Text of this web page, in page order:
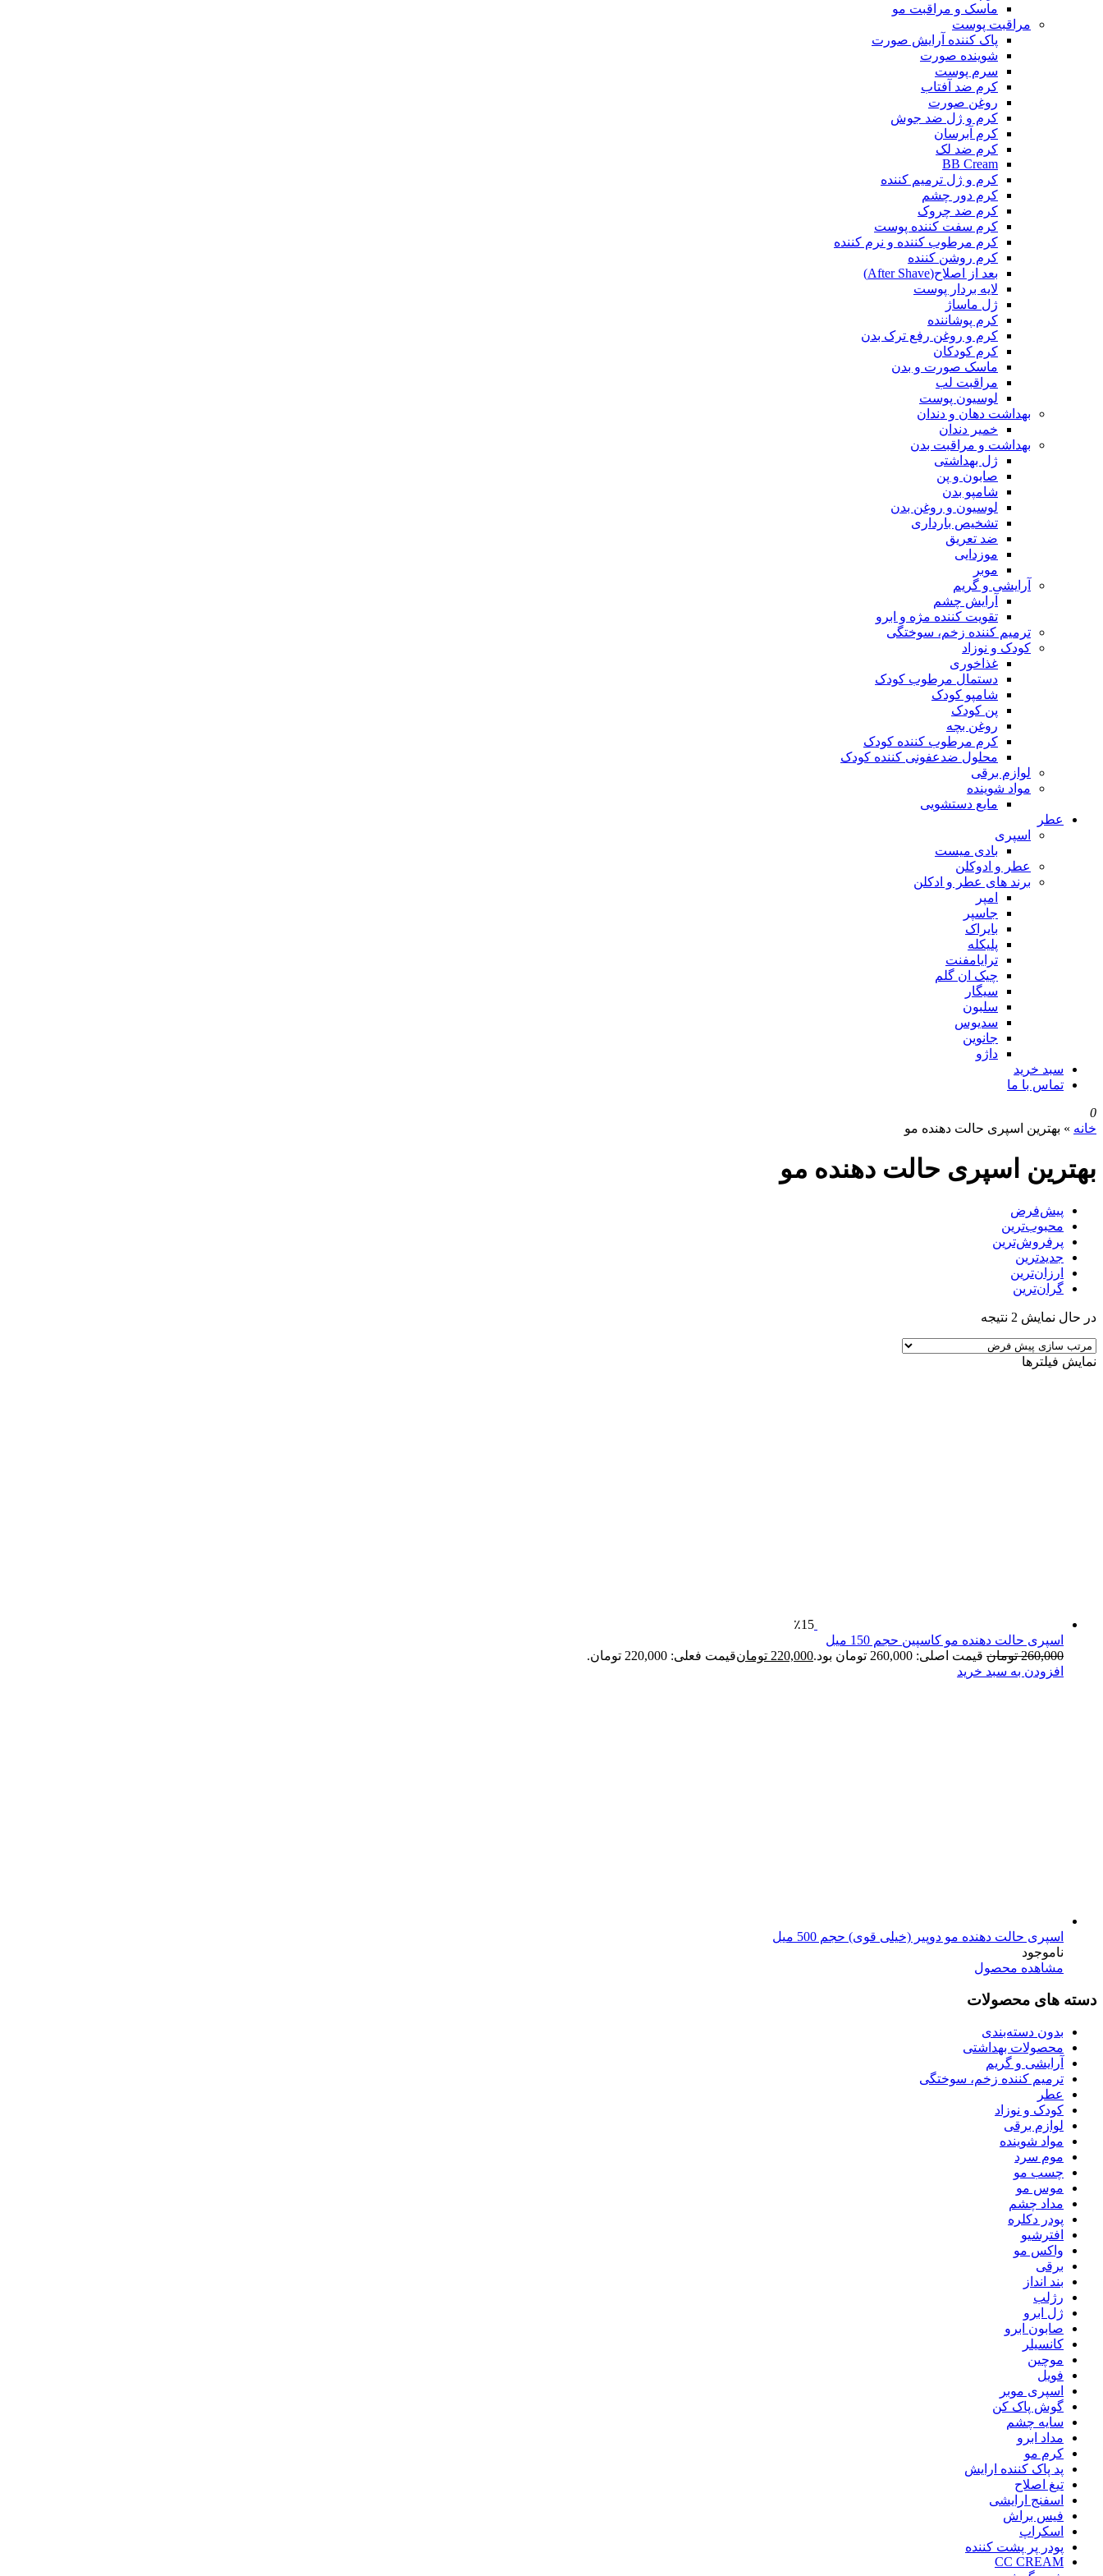
ماسک و مراقبت مو
مراقبت پوست
پاک کننده آرایش صورت
شوینده صورت
سرم پوست
کرم ضد آفتاب
روغن صورت
کرم و ژل ضد جوش
کرم آبرسان
کرم ضد لک
BB Cream
کرم و ژل ترمیم کننده
کرم دور چشم
کرم ضد چروک
کرم سفت کننده پوست
کرم مرطوب کننده و نرم کننده
کرم روشن کننده
بعد از اصلاح(After Shave)
لایه بردار پوست
ژل ماساژ
کرم پوشاننده
کرم و روغن رفع ترک بدن
کرم کودکان
ماسک صورت و بدن
مراقبت لب
لوسیون پوست
بهداشت دهان و دندان
خمیر دندان
بهداشت و مراقبت بدن
ژل بهداشتی
صابون و پن
شامپو بدن
لوسیون و روغن بدن
تشخیص بارداری
ضد تعریق
موزدایی
موبر
آرایشی و گریم
آرایش چشم
تقویت کننده مژه و ابرو
ترمیم کننده زخم، سوختگی
کودک و نوزاد
غذاخوری
دستمال مرطوب کودک
شامپو کودک
پن کودک
روغن بچه
کرم مرطوب کننده کودک
محلول ضدعفونی کننده کودک
لوازم برقی
مواد شوینده
مایع دستشویی
عطر
اسپری
بادی میست
عطر و ادوکلن
برند های عطر و ادکلن
امپر
جاسپر
بایراک
پلیکله
ترایامفنت
چیک ان گلم
سیگار
سلبون
سدیوس
جانوین
داژو
سبد خرید
تماس با ما
0
خانه » بهترین اسپری حالت دهنده مو
بهترین اسپری حالت دهنده مو
پیش‌فرض
محبوب‌ترین
پرفروش‌ترین
جدیدترین
ارزان‌ترین
گران‌ترین
در حال نمایش 2 نتیجه
نمایش فیلترها
٪15
اسپری حالت دهنده مو کاسپین حجم 150 میل
260,000 تومان قیمت اصلی: 260,000 تومان بود. 220,000 تومانقیمت فعلی: 220,000 تومان.
افزودن به سبد خرید
اسپری حالت دهنده مو دوپیر (خیلی قوی) حجم 500 میل
ناموجود
مشاهده محصول
دسته های محصولات
بدون دسته‌بندی
محصولات بهداشتی
آرایشی و گریم
ترمیم کننده زخم، سوختگی
عطر
کودک و نوزاد
لوازم برقی
مواد شوینده
موم سرد
چسب مو
موس مو
مداد چشم
پودر دکلره
افترشیو
واکس مو
برقی
بند انداز
رژلب
ژل ابرو
صابون ابرو
کانسیلر
موچین
فویل
اسپری موبر
گوش پاک کن
سایه چشم
مداد ابرو
کرم مو
پد پاک کننده ارایش
تیغ اصلاح
اسفنج ارایشی
فیس براش
اسکراپ
پودر پر پشت کننده
CC CREAM